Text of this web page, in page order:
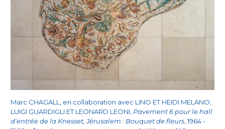
Marc CHAGALL, en collaboration avec LINO ET HEIDI MELANO,
LUIGI GUARDIGLI ET LEONARD LEONI, Pavement 6 pour le hall
d'entrée de la Knesset, Jérusalem : Bouquet de fleurs , 1964 -